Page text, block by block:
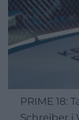
PRIME 18: